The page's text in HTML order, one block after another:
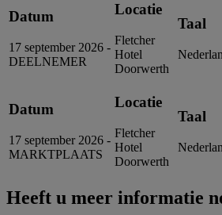
Datum
17 september 2026 -
DEELNEMER
Locatie
Fletcher
Hotel
Doorwerth
Taal
Datum
17 september 2026 -
MARKTPLAATS
Locatie
Fletcher
Hotel
Doorwerth
Taal
Heeft u meer informatie